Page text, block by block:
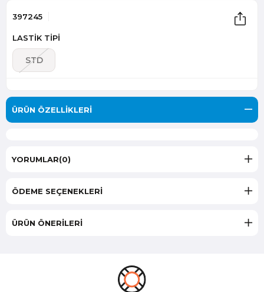
397245
LASTİK TİPİ
STD
ÜRÜN ÖZELLIKLERI
YORUMLAR(0)
ÖDEME SEÇENEKLERI
ÜRÜN ÖNERILERI